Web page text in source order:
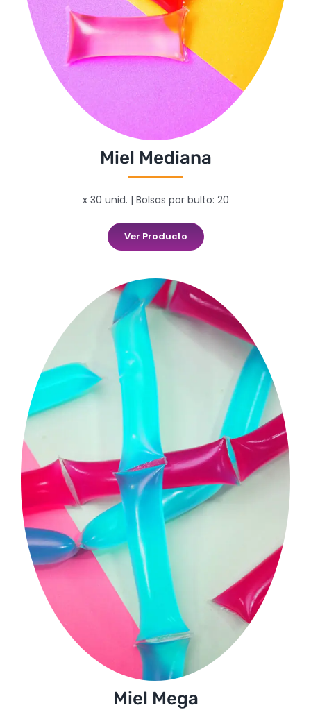
Miel Mediana
x 30 unid. | Bolsas por bulto: 20
Ver Producto
Miel Mega